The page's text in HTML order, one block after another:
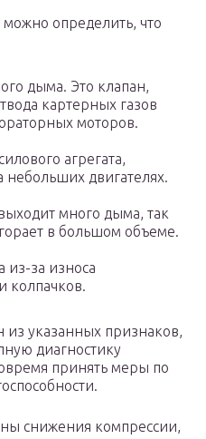
определить, что
дыма. Это клапан,
картерных газов
моторов.
агрегата,
небольших двигателях.
много дыма, так
в большом объеме.
из-за износа
колпачков.
из указанных признаков,
диагностику
принять меры по
снижения компрессии,